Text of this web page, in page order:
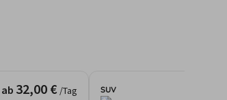
ab 32,00 € /Tag SUV